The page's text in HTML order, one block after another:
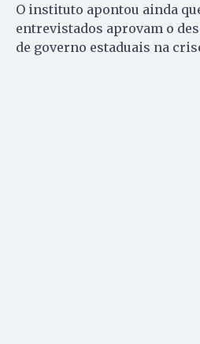
O instituto apontou ainda
entrevistados aprovam o
de governo estaduais na